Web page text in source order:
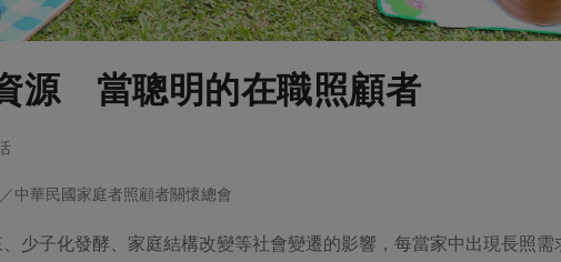
源 當聰明的在職照顧者
中華民國家庭者照顧者關懷總會
少子化發酵、家庭結構改變等社會變遷的影響，每當家中出現長照